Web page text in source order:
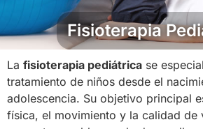
Fisioterapia
La fisioterapia pediátrica se
tratamiento de niños desde el
adolescencia. Su objetivo principal
física, el movimiento y la calidad de